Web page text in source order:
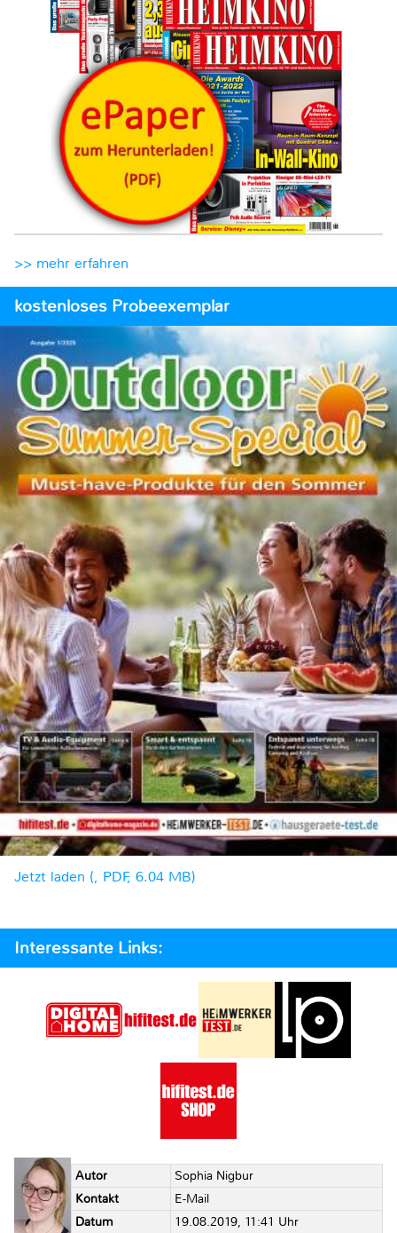
>> mehr erfahren
kostenloses Probeexemplar
Jetzt laden (, PDF, 6.04 MB)
Interessante Links:
Autor
Sophia Nigbur
Kontakt
E-Mail
Datum
19.08.2019, 11:41 Uhr